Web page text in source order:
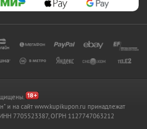
и на сайт www.kupikupon.ru принадлежат
7705523387, ОГРН 1127747063212